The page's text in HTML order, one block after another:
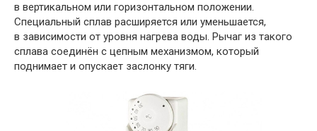
в вертикальном или горизонтальном положении.
Специальный сплав расширяется или уменьшается,
в зависимости от уровня нагрева воды. Рычаг из такого
сплава соединён с цепным механизмом, который
поднимает и опускает заслонку тяги.